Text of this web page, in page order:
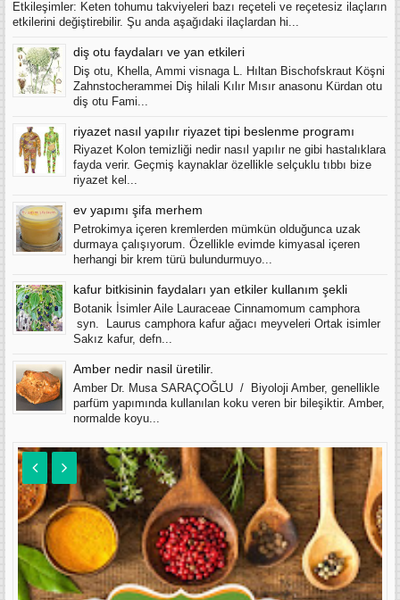
Etkileşimler: Keten tohumu takviyeleri bazı reçeteli ve reçetesiz ilaçların
etkilerini değiştirebilir. Şu anda aşağıdaki ilaçlardan hi...
diş otu faydaları ve yan etkileri
Diş otu, Khella, Ammi visnaga L. Hıltan Bischofskraut Köşni
Zahnstocherammei Diş hilali Kılır Mısır anasonu Kürdan otu
diş otu Fami...
riyazet nasıl yapılır riyazet tipi beslenme programı
Riyazet Kolon temizliği nedir nasıl yapılır ne gibi hastalıklara
fayda verir. Geçmiş kaynaklar özellikle selçuklu tıbbı bize
riyazet kel...
ev yapımı şifa merhem
Petrokimya içeren kremlerden mümkün olduğunca uzak
durmaya çalışıyorum. Özellikle evimde kimyasal içeren
herhangi bir krem türü bulundurmuyo...
kafur bitkisinin faydaları yan etkiler kullanım şekli
Botanik İsimler Aile Lauraceae Cinnamomum camphora
syn. Laurus camphora kafur ağacı meyveleri Ortak isimler
Sakız kafur, defn...
Amber nedir nasil üretilir.
Amber Dr. Musa SARAÇOĞLU / Biyoloji Amber, genellikle
parfüm yapımında kullanılan koku veren bir bileşiktir. Amber,
normalde koyu...